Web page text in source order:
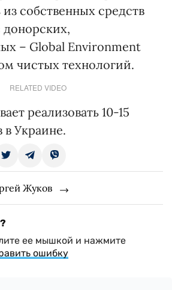
из собственных средств
донорских,
– Global Environment
чистых технологий.
RELATED VIDEO
реализовать 10-15
в Украине.
Жуков
ее мышкой и нажмите
ошибку